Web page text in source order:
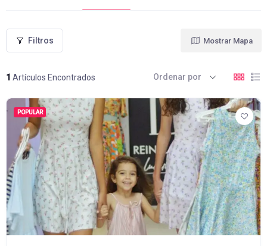
Filtros
1 Artículos Encontrados
Mostrar Mapa
Ordenar por
POPULAR